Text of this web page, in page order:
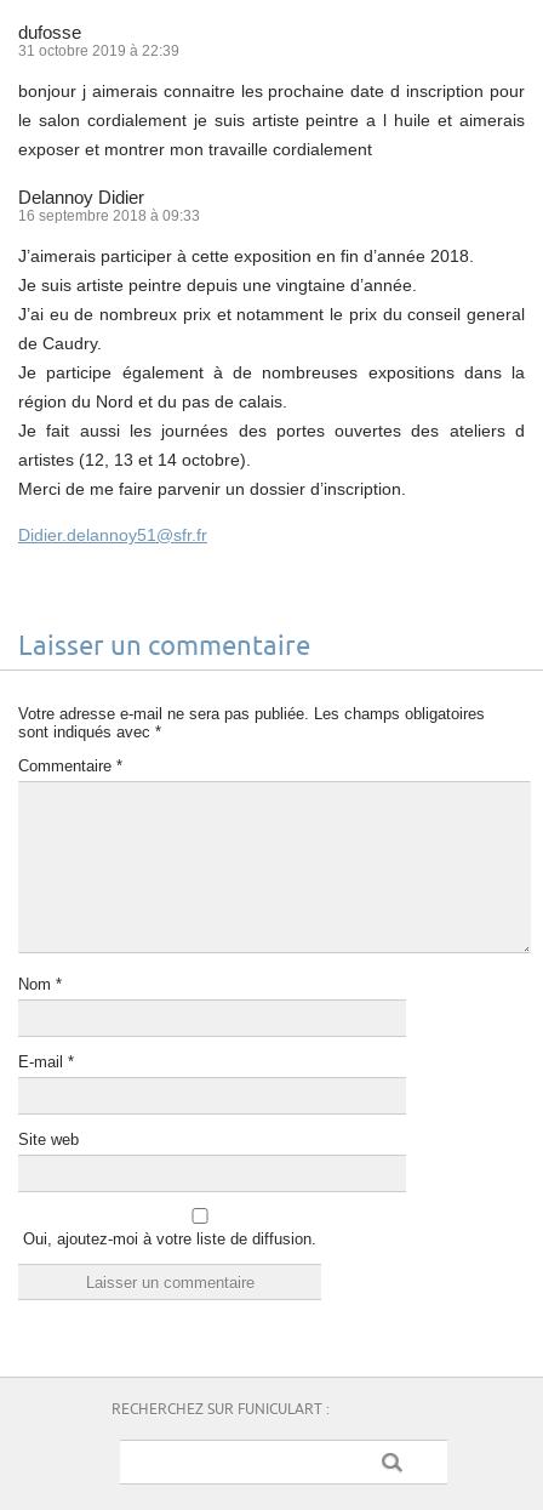
dufosse
31 octobre 2019 à 22:39
bonjour j aimerais connaitre les prochaine date d inscription pour
le salon cordialement je suis artiste peintre a l huile et aimerais
exposer et montrer mon travaille cordialement
Delannoy Didier
16 septembre 2018 à 09:33
J’aimerais participer à cette exposition en fin d’année 2018.
Je suis artiste peintre depuis une vingtaine d’année.
J’ai eu de nombreux prix et notamment le prix du conseil general
de Caudry.
Je participe également à de nombreuses expositions dans la
région du Nord et du pas de calais.
Je fait aussi les journées des portes ouvertes des ateliers d
artistes (12, 13 et 14 octobre).
Merci de me faire parvenir un dossier d’inscription.
Didier.delannoy51@sfr.fr
Laisser un commentaire
Votre adresse e-mail ne sera pas publiée. Les champs obligatoires
sont indiqués avec *
Commentaire *
Nom *
E-mail *
Site web
Oui, ajoutez-moi à votre liste de diffusion.
RECHERCHEZ SUR FUNICULART :